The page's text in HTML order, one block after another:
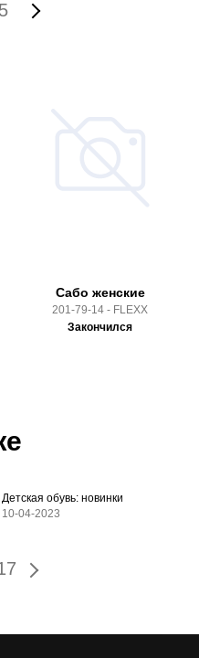
5
Сабо женские
201-79-14 - FLEXX
Закончился
Детская обувь: новинки
10-04-2023